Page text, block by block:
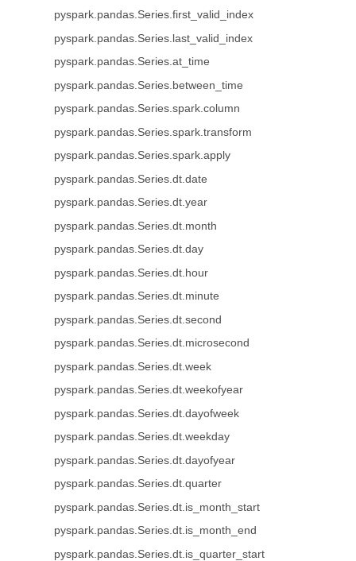
pyspark.pandas.Series.first_valid_index
pyspark.pandas.Series.last_valid_index
pyspark.pandas.Series.at_time
pyspark.pandas.Series.between_time
pyspark.pandas.Series.spark.column
pyspark.pandas.Series.spark.transform
pyspark.pandas.Series.spark.apply
pyspark.pandas.Series.dt.date
pyspark.pandas.Series.dt.year
pyspark.pandas.Series.dt.month
pyspark.pandas.Series.dt.day
pyspark.pandas.Series.dt.hour
pyspark.pandas.Series.dt.minute
pyspark.pandas.Series.dt.second
pyspark.pandas.Series.dt.microsecond
pyspark.pandas.Series.dt.week
pyspark.pandas.Series.dt.weekofyear
pyspark.pandas.Series.dt.dayofweek
pyspark.pandas.Series.dt.weekday
pyspark.pandas.Series.dt.dayofyear
pyspark.pandas.Series.dt.quarter
pyspark.pandas.Series.dt.is_month_start
pyspark.pandas.Series.dt.is_month_end
pyspark.pandas.Series.dt.is_quarter_start